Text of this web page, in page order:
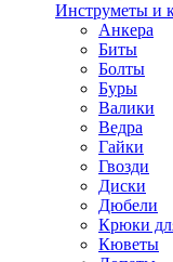
Инструметы и
Анкера
Биты
Болты
Буры
Валики
Ведра
Гайки
Гвозди
Диски
Дюбели
Крюки
Кюветы